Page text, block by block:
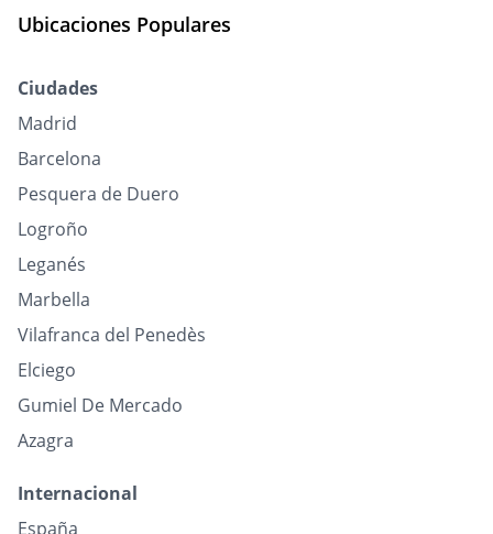
Ubicaciones Populares
Ciudades
Madrid
Barcelona
Pesquera de Duero
Logroño
Leganés
Marbella
Vilafranca del Penedès
Elciego
Gumiel De Mercado
Azagra
Internacional
España